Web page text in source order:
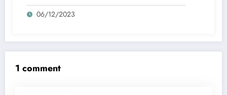
06/12/2023
1 comment